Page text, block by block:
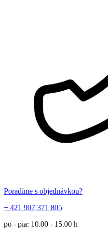
Poradíme s objednávkou?
+ 421 907 371 805
po - pia: 10.00 - 15.00 h